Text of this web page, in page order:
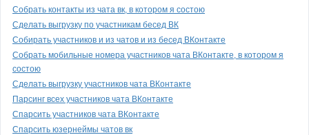
Собрать контакты из чата вк, в котором я состою
Сделать выгрузку по участникам бесед ВК
Собирать участников и из чатов и из бесед ВКонтакте
Собрать мобильные номера участников чата ВКонтакте, в котором я
состою
Сделать выгрузку участников чата ВКонтакте
Парсинг всех участников чата ВКонтакте
Спарсить участников чата ВКонтакте
Спарсить юзернеймы чатов вк